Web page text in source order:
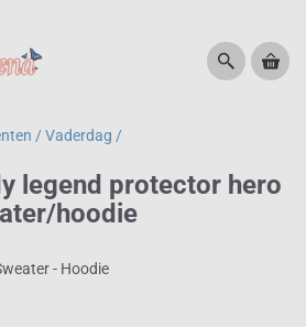
/Vaderdag /
legend protector hero
hoodie
- Hoodie